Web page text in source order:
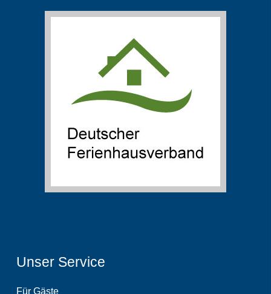
Unser Service
Für Gäste